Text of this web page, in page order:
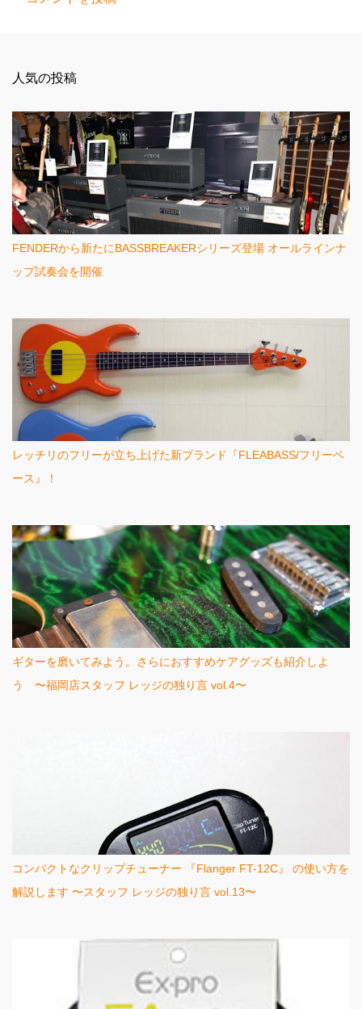
ト
人気の投稿
FENDERから新たにBASSBREAKERシリーズ登場 オールラインナ
ップ試奏会を開催
レッチリのフリーが立ち上げた新ブランド『FLEABASS/フリーベ
ース』！
ギターを磨いてみよう。さらにおすすめケアグッズも紹介しよ
う 〜福岡店スタッフ レッジの独り言 vol.4〜
コンパクトなクリップチューナー 『Flanger FT-12C』 の使い方を
解説します 〜スタッフ レッジの独り言 vol.13〜